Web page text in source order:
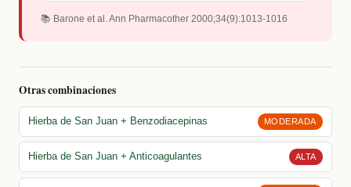
📚 Barone et al. Ann Pharmacother 2000;34(9):1013-1016
Otras combinaciones
Hierba de San Juan + Benzodiacepinas MODERADA
Hierba de San Juan + Anticoagulantes ALTA